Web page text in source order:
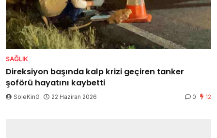
SAĞLIK
Direksiyon başında kalp krizi geçiren tanker
şoförü hayatını kaybetti
SoleKinG 22 Haziran 2026 0 12